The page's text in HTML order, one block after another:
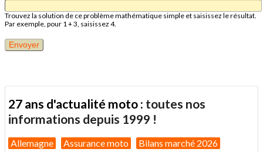
Trouvez la solution de ce problème mathématique simple et saisissez le résultat.
Par exemple, pour 1 + 3, saisissez 4.
27 ans d'actualité moto : toutes nos
informations depuis 1999 !
Allemagne Assurance moto Bilans marché 2026